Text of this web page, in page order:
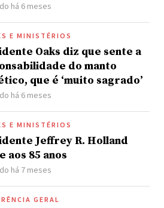
há 6 meses
E MINISTÉRIOS
Oaks diz que sente a
do manto
que é ‘muito sagrado’
há 6 meses
E MINISTÉRIOS
Jeffrey R. Holland
aos 85 anos
há 7 meses
GERAL